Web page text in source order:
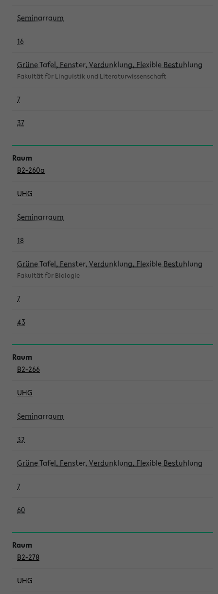
Seminarraum
16
Grüne Tafel, Fenster, Verdunklung, Flexible Bestuhlung
Fakultät für Linguistik und Literaturwissenschaft
7
37
B2-260a
UHG
Seminarraum
18
Grüne Tafel, Fenster, Verdunklung, Flexible Bestuhlung
Fakultät für Biologie
7
43
B2-266
UHG
Seminarraum
32
Grüne Tafel, Fenster, Verdunklung, Flexible Bestuhlung
7
60
B2-278
UHG